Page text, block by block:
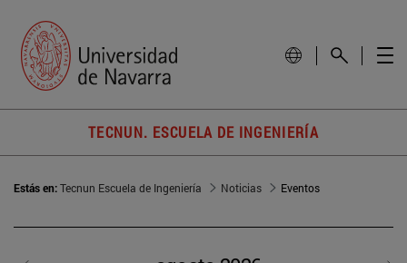
TECNUN. ESCUELA DE INGENIERÍA
Estás en:Tecnun Escuela de Ingeniería Noticias Eventos